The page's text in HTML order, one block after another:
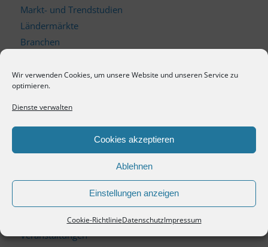
Wir verwenden Cookies, um unsere Website und unseren Service zu
optimieren.
Dienste verwalten
Cookies akzeptieren
Ablehnen
Einstellungen anzeigen
Cookie-RichtlinieDatenschutzImpressum
Markt- und Trendstudien
Ländermärkte
Branchen
Marktforschung für Fördertechnik
Marktforschung für intelligente Werkstoffe
Marktforschung in Abfallwirtschaft und
Datenschutz
Veranstaltungen